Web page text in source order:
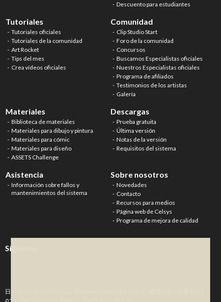
Descuento para estudiantes
Tutoriales
Tutoriales oficiales
Tutoriales de la comunidad
Art Rocket
Tips del mes
Crea vídeos oficiales
Comunidad
Clip Studio Start
Foro de la comunidad
Concursos
Buscamos Especialistas oficiales
Nuestros Especialistas oficiales
Programa de afiliados
Testimonios de los artistas
Galería
Materiales
Biblioteca de materiales
Materiales para dibujo y pintura
Materiales para cómic
Materiales para diseño
ASSETS Challenge
Descargas
Prueba gratuita
Última versión
Notas de la versión
Requisitos del sistema
Asistencia
Información sobre fallos y
mantenimientos del sistema
Sobre nosotros
Novedades
Contacto
Recursos para medios
Página web de Celsys
Programa de mejora de calidad
Síguenos
日本語
ภาษาไทย